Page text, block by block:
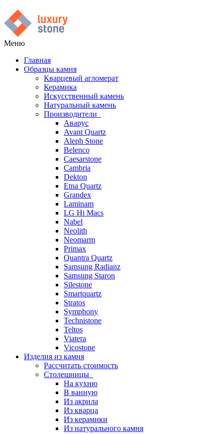
Меню
Главная
Образцы камня
Кварцевый агломерат
Керамика
Искусственный камень
Натуральный камень
Производители
Аварус
Avant Quartz
Aleph Stone
Belenco
Caesarstone
Cambria
Dekton
Etna Quartz
Grandex
Laminam
LG Hi Macs
Nabel
Neolith
Neomarm
Primax
Quantra Quartz
Samsung Radianz
Samsung Staron
Silestone
Smartquartz
Stratos
Symphony
Technistone
Teltos
Viatera
Vicostone
Изделия из камня
Рассчитать стоимость
Столешницы
На кухню
В ванную
Из акрила
Из кварца
Из керамики
Из натурального камня